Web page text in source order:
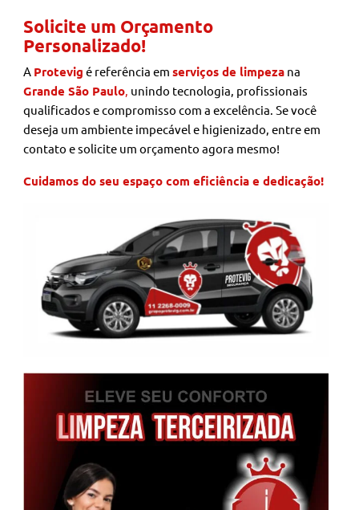
Solicite um Orçamento
Personalizado!
A Protevig é referência emserviços de limpeza na
Grande São Paulo unindo tecnologia, profissionais
qualificados e compromisso com a excelência. Se você
deseja um ambiente impecável e higienizado, entre em
contato e solicite um orçamento agora mesmo!
Cuidamos do seu espaço com eficiência e dedicação!